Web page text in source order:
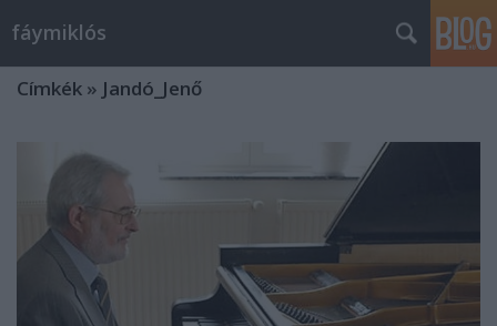
fáymiklós
Címkék » Jandó_Jenő